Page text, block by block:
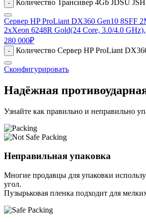
- Количество Трансивер 4Gb JDSU
Сервер HP ProLiant DX360 Gen10 8SFF
2xXeon 6248R Gold(24 Core, 3.0/4.0
280 000₽
- Количество Сервер HP ProLiant
Сконфигурировать
Надёжная
Узнайте как правильно и неправильно
Неправильная упаковка
Многие продавцы для упаковки
угол.
Пузырьковая пленка подходит для